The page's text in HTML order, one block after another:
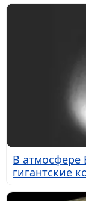
В
гигантские